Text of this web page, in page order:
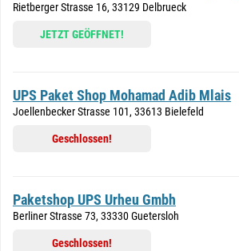
Rietberger Strasse 16, 33129 Delbrueck
JETZT GEÖFFNET!
UPS Paket Shop Mohamad Adib Mlais
Joellenbecker Strasse 101, 33613 Bielefeld
Geschlossen!
Paketshop UPS Urheu Gmbh
Berliner Strasse 73, 33330 Guetersloh
Geschlossen!